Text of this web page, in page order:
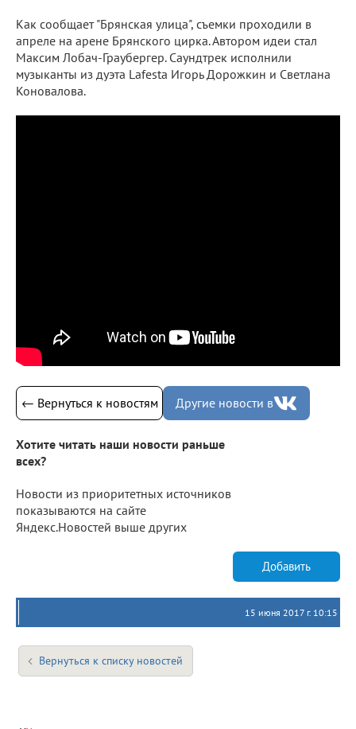
Как сообщает "Брянская улица", съемки проходили в
апреле на арене Брянского цирка. Автором идеи стал
Максим Лобач-Граубергер. Саундтрек исполнили
музыканты из дуэта Lafesta Игорь Дорожкин и Светлана
Коновалова.
← Вернуться к новостям Другие новости в
Хотите читать наши новости раньше
всех?
Новости из приоритетных источников
показываются на сайте
Яндекс.Новостей выше других
Добавить
15 июня 2017 г. 10:15
Вернуться к списку новостей